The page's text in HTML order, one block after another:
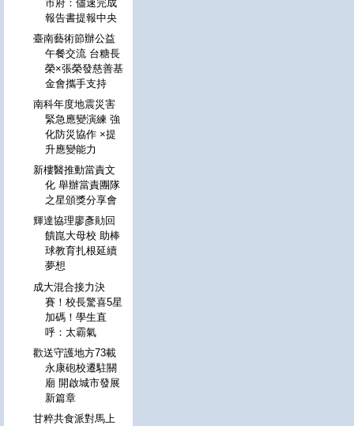
市府：儘速完成
報告書提報中央
臺南藝術節辦公益
午餐交流 台糖長
榮×張榮發慈善基
金會攜手支持
南科年度地震災害
緊急應變演練 強
化防災協作 ×提
升應變能力
新樓醫推動當責文
化 舉辦當責團隊
之星頒獎分享會
輝達協理廖彥勛回
饋崑大母校 助棒
球教育扎根延續
夢想
成大混合接力決
賽！校長驚喜5星
加碼！學生直
呼：太霸氣
歡送守護地方73載
永康砲校遷駐關
廟 開啟城市發展
新篇章
甘粹共食派對馬上